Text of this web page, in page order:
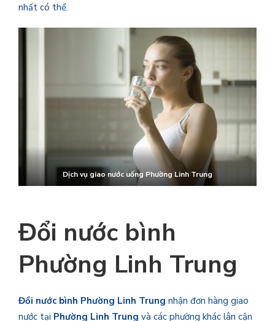
nhất có thể.
Dịch vụ giao nước uống Phường Linh Trung
Đổi nước bình
Phường Linh Trung
Đổi nước bình Phường Linh Trung nhận đơn hàng giao
nước tại Phường Linh Trung và các phường khác lân cận